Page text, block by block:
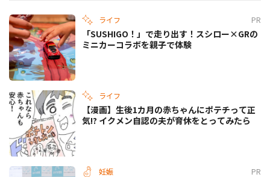
ライフ PR
「SUSHIGO！」で走り出す！スシロー×GRの
ミニカーコラボを親子で体験
ライフ
【漫画】生後1カ月の赤ちゃんにポテチって正
気!? イクメン自認の夫が育休をとってみたら
妊娠 PR